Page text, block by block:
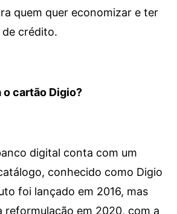
quem quer economizar e ter
crédito.
cartão Digio?
digital conta com um
conhecido como Digio
foi lançado em 2016, mas
reformulação em 2020, com a